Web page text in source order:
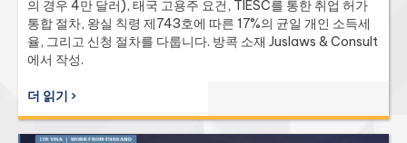
의 경우 4만 달러), 태국 고용주 요건, TIESC를 통한 취업 허가
통합 절차, 왕실 칙령 제743호에 따른 17%의 균일 개인 소득세
율, 그리고 신청 절차를 다룹니다. 방콕 소재 Juslaws & Consult
에서 작성.
더 읽기 ›